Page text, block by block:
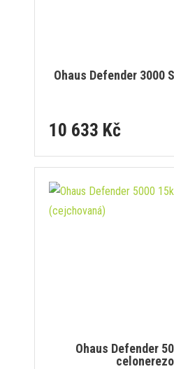
Ohaus Defender 3000
10 633 Kč
Ohaus Defender